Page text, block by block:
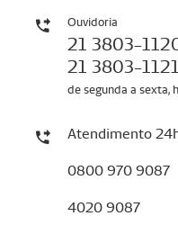
Ouvidoria
21 3803-
21 3803-1121
de segunda a sexta,
Atendimento
0800 970 9087
4020 9087